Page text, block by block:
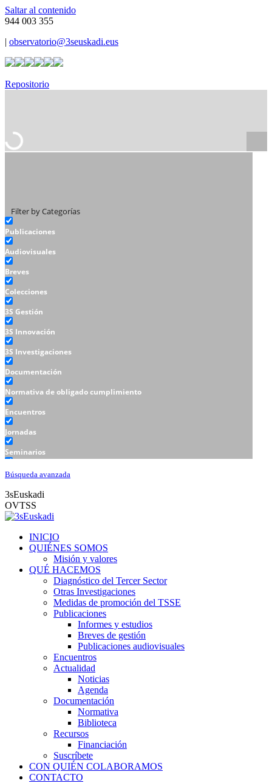
Saltar al contenido
944 003 355
| observatorio@3seuskadi.eus
Repositorio
Filter by Categorías
Publicaciones
Audiovisuales
Breves
Colecciones
3S Gestión
3S Innovación
3S Investigaciones
Documentación
Normativa de obligado cumplimiento
Encuentros
Jornadas
Seminarios
Talleres
Búsqueda avanzada
3sEuskadi
OVTSS
INICIO
QUIÉNES SOMOS
Misión y valores
QUÉ HACEMOS
Diagnóstico del Tercer Sector
Otras Investigaciones
Medidas de promoción del TSSE
Publicaciones
Informes y estudios
Breves de gestión
Publicaciones audiovisuales
Encuentros
Actualidad
Noticias
Agenda
Documentación
Normativa
Biblioteca
Recursos
Financiación
Suscríbete
CON QUIÉN COLABORAMOS
CONTACTO